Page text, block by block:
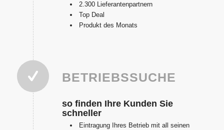
2.300 Lieferantenpartnern
Top Deal
Produkt des Monats
BETRIEBSSUCHE
so finden Ihre Kunden Sie
schneller
Eintragung Ihres Betrieb mit all seinen